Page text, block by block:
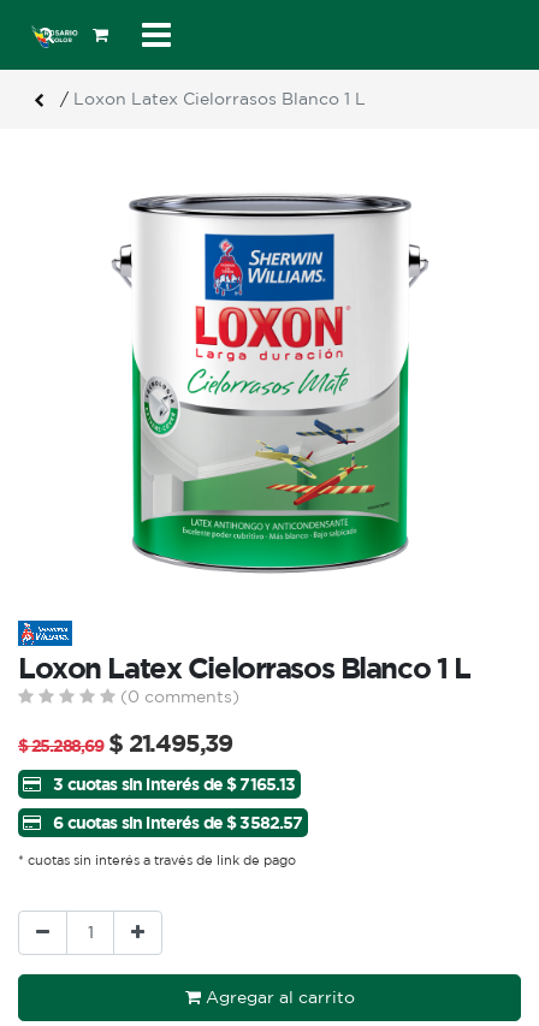
/ Loxon Latex Cielorrasos Blanco 1 L
Loxon Latex Cielorrasos Blanco 1 L
(0 comments)
$25.288,69 $ 21.495,39
3 cuotas sin interés de $ 7165.13
6 cuotas sin interés de $ 3582.57
* cuotas sin interés a través de link de pago
Agregar al carrito